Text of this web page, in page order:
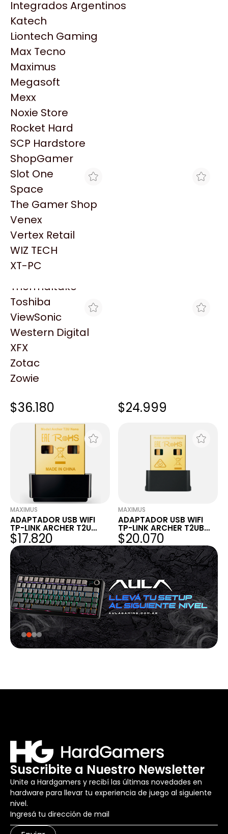
Kingston
Lenovo
Logitech
MSI
NVIDIA GeForce
NZXT
PNY
Palit
Philips
PowerColor
Razer
Redragon
Samsung
Sandisk
Sapphire
Seagate
Sentey
Solarmax
Thermaltake
Toshiba
ViewSonic
Western Digital
XFX
Zotac
Zowie
Integrados Argentinos
Katech
Liontech Gaming
Max Tecno
Maximus
Megasoft
Mexx
Noxie Store
Rocket Hard
SCP Hardstore
ShopGamer
Slot One
Space
The Gamer Shop
Venex
Vertex Retail
WIZ TECH
XT-PC
Productos
Similares
Explorá más productos similares
MAXIMUS
ADAPTADOR USB WIFI
TP-LINK ARCHER T3U
MAXIMUS
AC1300 DUAL BAND 2.4 -
5GHZ 1300MBPS
$36.180 USB AC1300 DUAL BAND
5GHZ
$24.999
MAXIMUS
ADAPTADOR USB WIFI
TP-LINK ARCHER T2U
NANO AC600 2.4 - 5GHZ
600MBPS
$17.820
MAXIMUS
ADAPTADOR USB WIFI
TP-LINK ARCHER T2UB
NANO AC600 WI-FI
BLUETOOTH 2.4 - 5GHZ
600MBPS
$20.070
Suscribite a Nuestro Newsletter
Unite a Hardgamers y recibí las últimas novedades en
hardware para llevar tu experiencia de juego al siguiente
nivel.